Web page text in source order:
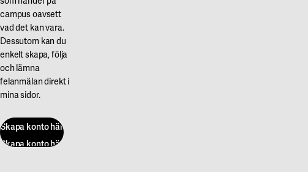
campus oavsett
vad det kan vara.
Dessutom kan du
enkelt skapa, följa
och lämna
felanmälan direkt i
mina sidor.
Skapa konto här
Skapa konto här